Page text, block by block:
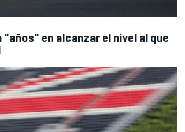
en alcanzar el nivel al que